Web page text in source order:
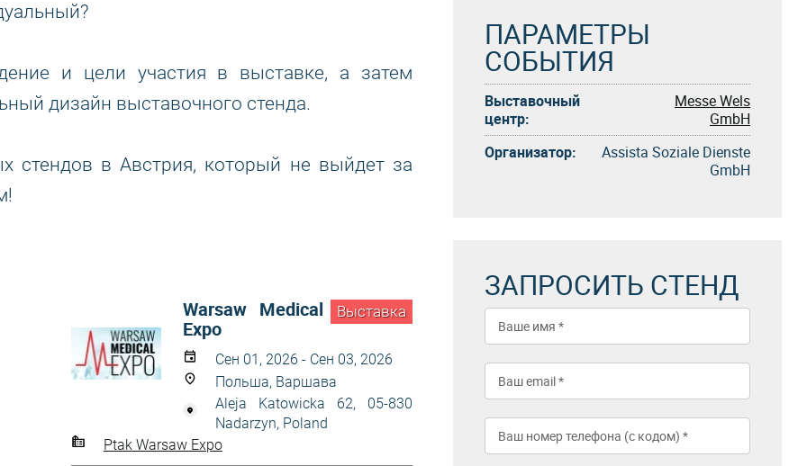
и цели участия в выставке, а затем
дизайн выставочного стенда.
стендов в Австрия, который не выйдет за
Выставка
Warsaw Medical
Expo
Сен 01, 2026 - Сен 03, 2026
Польша, Варшава
Aleja Katowicka 62, 05-830
Nadarzyn, Poland
Ptak Warsaw Expo
ПАРАМЕТРЫ
СОБЫТИЯ
Выставочный
центр:
Messe Wels
GmbH
Организатор:
Assista Soziale Dienste
GmbH
ЗАПРОСИТЬ СТЕНД